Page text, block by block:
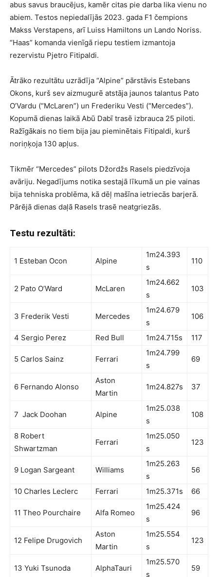
abus savus braucējus, kamēr citas pie darba lika vienu no
abiem. Testos nepiedalījās 2023. gada F1 čempions
Makss Verstapens, arī Luiss Hamiltons un Lando Noriss.
“Haas” komanda vienīgā riepu testiem izmantoja
rezervistu Pjetro Fitipaldi.
Ātrāko rezultātu uzrādīja “Alpine” pārstāvis Estebans
Okons, kurš sev aizmugurē atstāja jaunos talantus Pato
O’Vardu (“McLaren”) un Frederiku Vesti (“Mercedes”).
Kopumā dienas laikā Abū Dabī trasē izbrauca 25 piloti.
Ražīgākais no tiem bija jau pieminētais Fitipaldi, kurš
noriņķoja 130 apļus.
Tikmēr “Mercedes” pilots Džordžs Rasels piedzīvoja
avāriju. Negadījums notika sestajā līkumā un pie vainas
bija tehniska problēma, kā dēļ mašīna ietriecās barjerā.
Pārējā dienas daļā Rasels trasē neatgriezās.
Testu rezultāti:
1 Esteban Ocon Alpine
1m24.393
s
110
2 Pato O’Ward McLaren
1m24.662
s
103
3 Frederik Vesti Mercedes
1m24.679
s
106
4 Sergio Perez Red Bull 1m24.715s 117
5 Carlos Sainz Ferrari
1m24.799
s
69
6 Fernando Alonso
Aston
Martin
1m24.827s 37
7 Jack Doohan Alpine
1m25.038
s
108
8 Robert
Shwartzman
Ferrari
1m25.050
s
123
9 Logan Sargeant Williams
1m25.263
s
56
10 Charles Leclerc Ferrari 1m25.371s 66
11 Theo Pourchaire Alfa Romeo
1m25.424
s
96
12 Felipe Drugovich
Aston
Martin
1m25.554
s
123
13 Yuki Tsunoda AlphaTauri
1m25.570
s
59